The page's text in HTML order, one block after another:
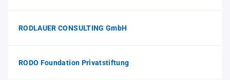
RODLAUER CONSULTING GmbH
RODO Foundation Privatstiftung